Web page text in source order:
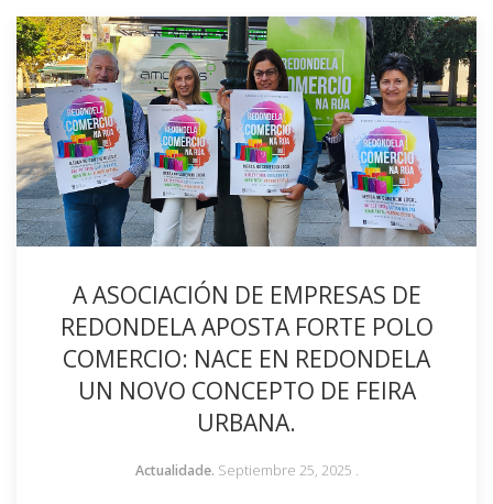
A ASOCIACIÓN DE EMPRESAS DE
REDONDELA APOSTA FORTE POLO
COMERCIO: NACE EN REDONDELA
UN NOVO CONCEPTO DE FEIRA
URBANA.
Actualidade. Septiembre 25, 2025 .